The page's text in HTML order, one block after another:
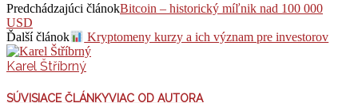
Predchádzajúci článokBitcoin – historický míľnik nad 100 000
USD
Ďalší článok
Kryptomeny kurzy a ich význam pre investorov
Karel Štříbrný
SÚVISIACE ČLÁNKYVIAC OD AUTORA